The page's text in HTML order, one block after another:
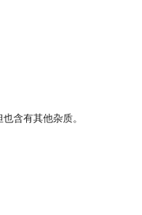
含有其他杂质。